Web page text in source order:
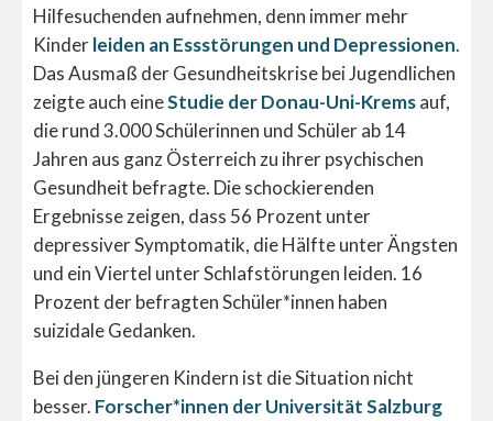
Hilfesuchenden aufnehmen, denn immer mehr
Kinderleiden an Essstörungen und Depressionen.
Das Ausmaß der Gesundheitskrise bei Jugendlichen
zeigte auch eineStudie der Donau-Uni-Kremsauf,
die rund 3.000 Schülerinnen und Schüler ab 14
Jahren aus ganz Österreich zu ihrer psychischen
Gesundheit befragte. Die schockierenden
Ergebnisse zeigen, dass 56 Prozent unter
depressiver Symptomatik, die Hälfte unter Ängsten
und ein Viertel unter Schlafstörungen leiden. 16
Prozent der befragten Schüler*innen haben
suizidale Gedanken.
Bei den jüngeren Kindern ist die Situation nicht
besser. Forscher*innen der Universität Salzburg